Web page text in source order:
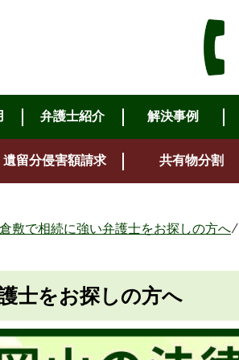
弁護士紹介 解決事例
遺留分侵害額請求 共有物分割
倉敷で相続に強い弁護士をお探しの方へ⁄
士をお探しの方へ